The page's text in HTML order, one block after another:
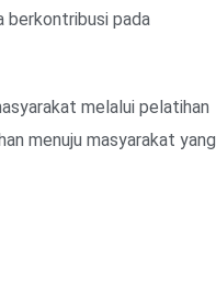
berkontribusi pada
melalui pelatihan
menuju masyarakat yang